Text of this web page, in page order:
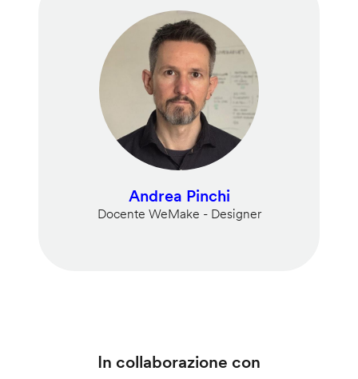
Andrea Pinchi
Docente WeMake - Designer
In collaborazione con